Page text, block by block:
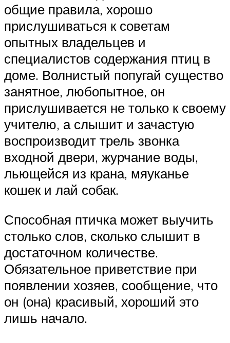
общие правила, хорошо
прислушиваться к советам
опытных владельцев и
специалистов содержания птиц в
доме. Волнистый попугай существо
занятное, любопытное, он
прислушивается не только к своему
учителю, а слышит и зачастую
воспроизводит трель звонка
входной двери, журчание воды,
льющейся из крана, мяуканье
кошек и лай собак.
Способная птичка может выучить
столько слов, сколько слышит в
достаточном количестве.
Обязательное приветствие при
появлении хозяев, сообщение, что
он (она) красивый, хороший это
лишь начало.